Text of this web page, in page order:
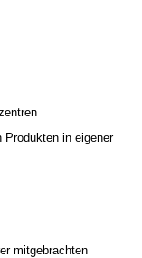
Produkten in eigener
mitgebrachten